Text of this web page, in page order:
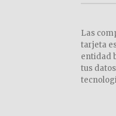
Las
tarjeta
entidad
tus